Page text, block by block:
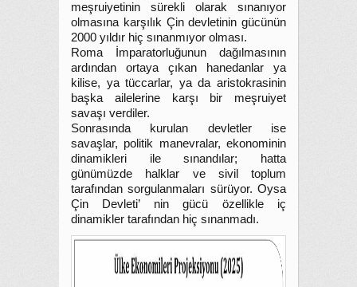
meşruiyetinin sürekli olarak sınanıyor
olmasına karşılık Çin devletinin gücünün
2000 yıldır hiç sınanmıyor olması.
Roma İmparatorluğunun dağılmasının
ardından ortaya çıkan hanedanlar ya
kilise, ya tüccarlar, ya da aristokrasinin
başka ailelerine karşı bir meşruiyet
savaşı verdiler.
Sonrasında kurulan devletler ise
savaşlar, politik manevralar, ekonominin
dinamikleri ile sınandılar; hatta
günümüzde halklar ve sivil toplum
tarafından sorgulanmaları sürüyor. Oysa
Çin Devleti’ nin gücü özellikle iç
dinamikler tarafından hiç sınanmadı.